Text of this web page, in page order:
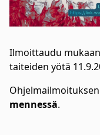
Ilmoittaudu
taiteiden yötä
mennessä.